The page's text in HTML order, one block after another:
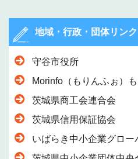
地域・行政・団体リンク
守谷市役所
Morinfo（もりんふぉ）
茨城県商工会連合会
茨城県信用保証協会
いばらき中小企業グロー